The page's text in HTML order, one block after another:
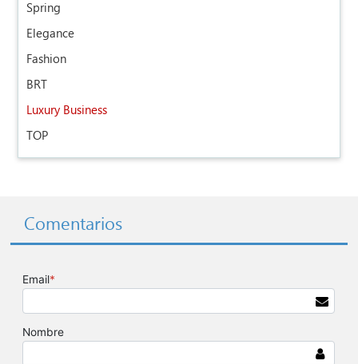
Spring
Elegance
Fashion
BRT
Luxury Business
TOP
Comentarios